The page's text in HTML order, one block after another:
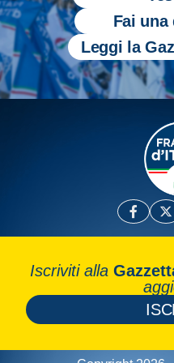
Fai una
Leggi la
Iscriviti alla